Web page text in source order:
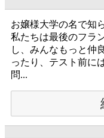
お嬢様大学の名で知
私たちは最後のフラ
し、みんなもっと仲
ったり、テスト前に
問...